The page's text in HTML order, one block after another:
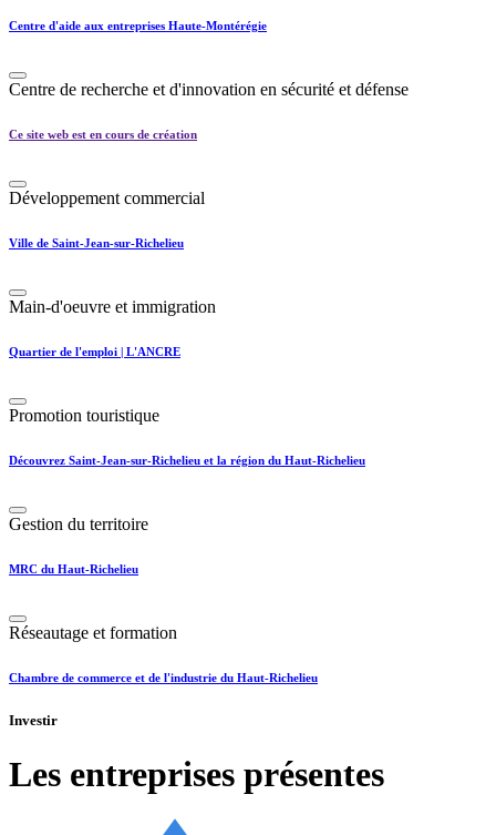
Centre d'aide aux entreprises Haute-Montérégie
Centre de recherche et d'innovation en sécurité et défense
Ce site web est en cours de création
Développement commercial
Ville de Saint-Jean-sur-Richelieu
Main-d'oeuvre et immigration
Quartier de l'emploi | L'ANCRE
Promotion touristique
Découvrez Saint-Jean-sur-Richelieu et la région du Haut-Richelieu
Gestion du territoire
MRC du Haut-Richelieu
Réseautage et formation
Chambre de commerce et de l'industrie du Haut-Richelieu
Investir
Les entreprises présentes